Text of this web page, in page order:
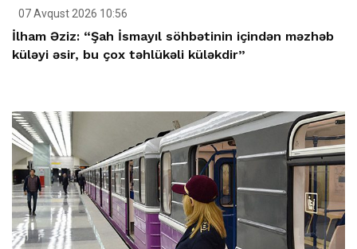
07 Avqust 2026 10:56
İlham Əziz: “Şah İsmayıl söhbətinin içindən məzhəb
küləyi əsir, bu çox təhlükəli küləkdir”